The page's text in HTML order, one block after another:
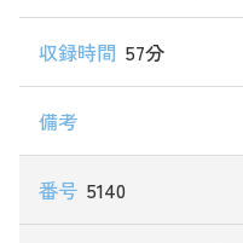
57分
5140